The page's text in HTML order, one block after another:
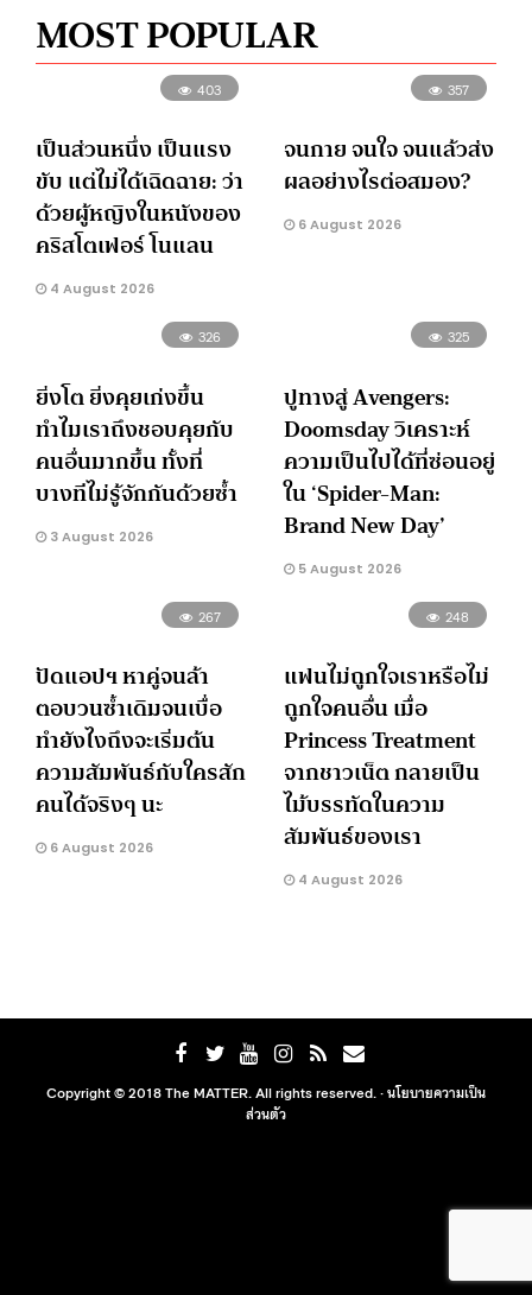
MOST POPULAR
403
เป็นส่วนหนึ่ง เป็นแรง
ขับ แต่ไม่ได้เฉิดฉาย: ว่า
ด้วยผู้หญิงในหนังของ
คริสโตเฟอร์ โนแลน
4 August 2026
357
จนกาย จนใจ จนแล้วส่ง
ผลอย่างไรต่อสมอง?
6 August 2026
326
ยิ่งโต ยิ่งคุยเก่งขึ้น
ทำไมเราถึงชอบคุยกับ
คนอื่นมากขึ้น ทั้งที่
บางทีไม่รู้จักกันด้วยซ้ำ
3 August 2026
325
ปูทางสู่ Avengers:
Doomsday วิเคราะห์
ความเป็นไปได้ที่ซ่อนอยู่
ใน ‘Spider-Man:
Brand New Day’
5 August 2026
267
ปัดแอปฯ หาคู่จนล้า
ตอบวนซ้ำเดิมจนเบื่อ
ทำยังไงถึงจะเริ่มต้น
ความสัมพันธ์กับใครสัก
คนได้จริงๆ นะ
6 August 2026
248
แฟนไม่ถูกใจเราหรือไม่
ถูกใจคนอื่น เมื่อ
Princess Treatment
จากชาวเน็ต กลายเป็น
ไม้บรรทัดในความ
สัมพันธ์ของเรา
4 August 2026
Copyright © 2018 The MATTER. All rights reserved. ·นโยบายความเป็น
ส่วนตัว